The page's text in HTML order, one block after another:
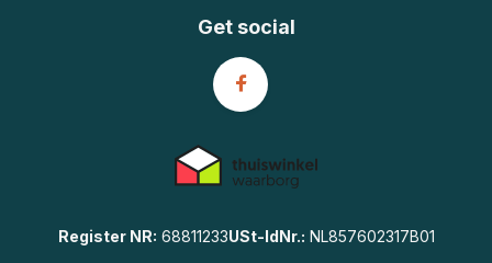
Register NR: 68811233USt-IdNr.: NL857602317B01
Get social